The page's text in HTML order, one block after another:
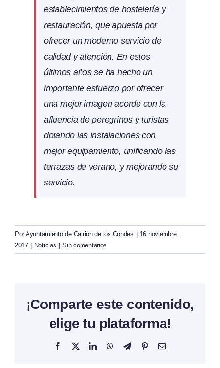
establecimientos de hostelería y
restauración, que apuesta por
ofrecer un moderno servicio de
calidad y atención. En estos
últimos años se ha hecho un
importante esfuerzo por ofrecer
una mejor imagen acorde con la
afluencia de peregrinos y turistas
dotando las instalaciones con
mejor equipamiento, unificando las
terrazas de verano, y mejorando su
servicio.
Por Ayuntamiento de Carrión de los Condes
16 noviembre,
2017
Noticias Sin comentarios
¡Comparte este contenido,
elige tu plataforma!
Facebook
X LinkedInWhatsAppTelegramPinterestCorreo